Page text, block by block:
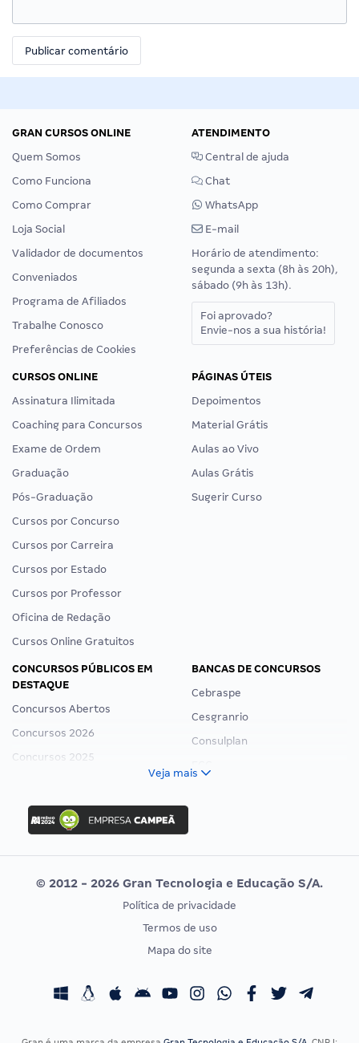
GRAN CURSOS ONLINE
Quem Somos
Como Funciona
Como Comprar
Loja Social
Validador de documentos
Conveniados
Programa de Afiliados
Trabalhe Conosco
Preferências de Cookies
ATENDIMENTO
Central de ajuda
Chat
WhatsApp
E-mail
Horário de atendimento:
segunda a sexta (8h às 20h),
sábado (9h às 13h).
Foi aprovado?
Envie-nos a sua história!
CURSOS ONLINE
Assinatura Ilimitada
Coaching para Concursos
Exame de Ordem
Graduação
Pós-Graduação
Cursos por Concurso
Cursos por Carreira
Cursos por Estado
Cursos por Professor
Oficina de Redação
Cursos Online Gratuitos
PÁGINAS ÚTEIS
Depoimentos
Material Grátis
Aulas ao Vivo
Aulas Grátis
Sugerir Curso
CONCURSOS PÚBLICOS EM
DESTAQUE
Concursos Abertos
Concursos 2026
Concursos 2025
Concurso Ibama
Concurso MPU
Editais publicados
BANCAS DE CONCURSOS
Cebraspe
Cesgranrio
Consulplan
Vunesp
CONCURSOS POR PROFISSÃO
Concursos Fiscais
EXAME DE ORDEM
Calendário OAB
Veja mais
© 2012 - 2026 Gran Tecnologia e Educação S/A.
Política de privacidade
Termos de uso
Mapa do site